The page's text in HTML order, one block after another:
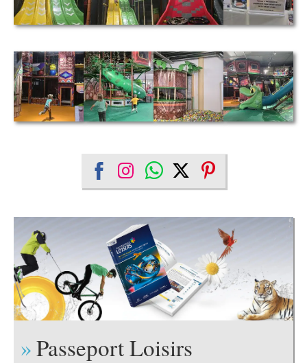
Share
on
Facebook
Share
on
Instagram
Share
on
WhatsApp
Share
on
Twitter
Share
on
Pinterest
Passeport Loisirs